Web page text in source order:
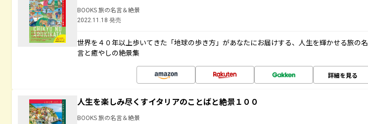
BOOKS 旅の名言＆絶景
2022.11.18 発売
世界を４０年以上歩いてきた「地球の歩き方」があなたにお届けする、人生を輝かせる旅の名
言と癒やしの絶景集
詳細を見る
人生を楽しみ尽くすイタリアのことばと絶景１００
BOOKS 旅の名言＆絶景